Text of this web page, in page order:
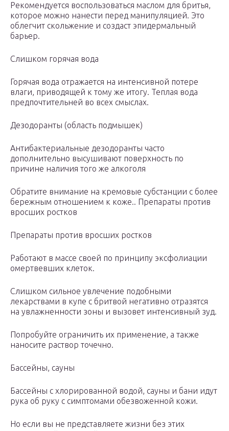
Рекомендуется воспользоваться маслом для бритья,
которое можно нанести перед манипуляцией. Это
облегчит скольжение и создаст эпидермальный
барьер.
Слишком горячая вода
Горячая вода отражается на интенсивной потере
влаги, приводящей к тому же итогу. Теплая вода
предпочтительней во всех смыслах.
Дезодоранты (область подмышек)
Антибактериальные дезодоранты часто
дополнительно высушивают поверхность по
причине наличия того же алкоголя
Обратите внимание на кремовые субстанции с более
бережным отношением к коже.. Препараты против
вросших ростков
Препараты против вросших ростков
Работают в массе своей по принципу эксфолиации
омертвевших клеток.
Слишком сильное увлечение подобными
лекарствами в купе с бритвой негативно отразятся
на увлажненности зоны и вызовет интенсивный зуд.
Попробуйте ограничить их применение, а также
наносите раствор точечно.
Бассейны, сауны
Бассейны с хлорированной водой, сауны и бани идут
рука об руку с симптомами обезвоженной кожи.
Но если вы не представляете жизни без этих